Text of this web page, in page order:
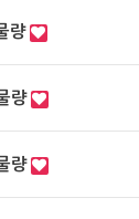
량
량
량